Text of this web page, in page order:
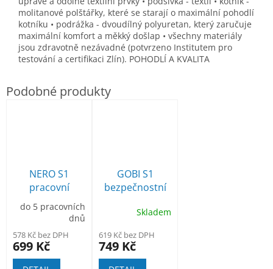
molitanové polštářky, které se starají o maximální pohodlí
kotníku • podrážka - dvoudílný polyuretan, který zaručuje
maximální komfort a měkký došlap • všechny materiály
jsou zdravotně nezávadné (potvrzeno Institutem pro
testování a certifikaci Zlín). POHODLÍ A KVALITA
NERO S1
pracovní
kožená
polobotka
do 5 pracovních
dnů
578 Kč bez DPH
699 Kč
GOBI S1
bezpečnostní
Skladem
619 Kč bez DPH
749 Kč